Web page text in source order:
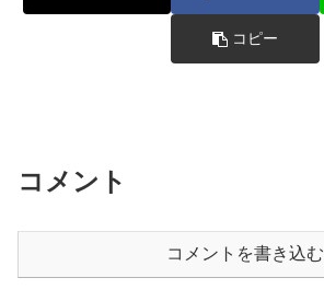
コピー
コメント
コメントを書き込む